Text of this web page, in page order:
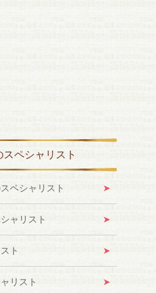
スペシャリスト
ペシャリスト
ャリスト
ト
リスト